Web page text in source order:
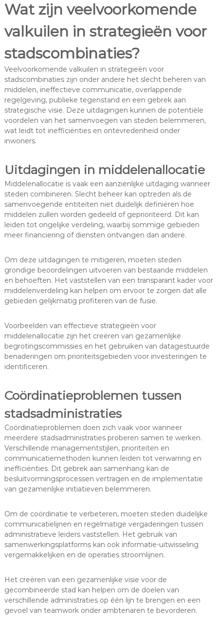
Wat zijn veelvoorkomende
valkuilen in strategieën voor
stadscombinaties?
Veelvoorkomende valkuilen in strategieën voor
stadscombinaties zijn onder andere het slecht beheren van
middelen, ineffectieve communicatie, overlappende
regelgeving, publieke tegenstand en een gebrek aan
strategische visie. Deze uitdagingen kunnen de potentiële
voordelen van het samenvoegen van steden belemmeren,
wat leidt tot inefficiënties en ontevredenheid onder
inwoners.
Uitdagingen in middelenallocatie
Middelenallocatie is vaak een aanzienlijke uitdaging wanneer
steden combineren. Slecht beheer kan optreden als de
samenvoegende entiteiten niet duidelijk definiëren hoe
middelen zullen worden gedeeld of geprioriteerd. Dit kan
leiden tot ongelijke verdeling, waarbij sommige gebieden
meer financiering of diensten ontvangen dan andere.
Om deze uitdagingen te mitigeren, moeten steden
grondige beoordelingen uitvoeren van bestaande middelen
en behoeften. Het vaststellen van een transparant kader voor
middelenverdeling kan helpen om ervoor te zorgen dat alle
gebieden gelijkmatig profiteren van de fusie.
Voorbeelden van effectieve strategieën voor
middelenallocatie zijn het creëren van gezamenlijke
begrotingscommissies en het gebruiken van datagestuurde
benaderingen om prioriteitsgebieden voor investeringen te
identificeren.
Coördinatieproblemen tussen
stadsadministraties
Coördinatieproblemen doen zich vaak voor wanneer
meerdere stadsadministraties proberen samen te werken.
Verschillende managementstijlen, prioriteiten en
communicatiemethoden kunnen leiden tot verwarring en
inefficiënties. Dit gebrek aan samenhang kan de
besluitvormingsprocessen vertragen en de implementatie
van gezamenlijke initiatieven belemmeren.
Om de coördinatie te verbeteren, moeten steden duidelijke
communicatielijnen en regelmatige vergaderingen tussen
administratieve leiders vaststellen. Het gebruik van
samenwerkingsplatforms kan ook informatie-uitwisseling
vergemakkelijken en de operaties stroomlijnen.
Het creëren van een gezamenlijke visie voor de
gecombineerde stad kan helpen om de doelen van
verschillende administraties op één lijn te brengen en een
gevoel van teamwork onder ambtenaren te bevorderen.